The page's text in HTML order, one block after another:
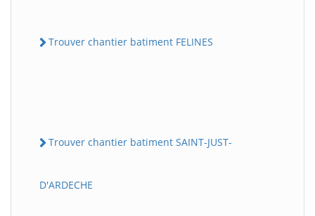
Trouver chantier batiment FELINES
Trouver chantier batiment SAINT-JUST-
D'ARDECHE